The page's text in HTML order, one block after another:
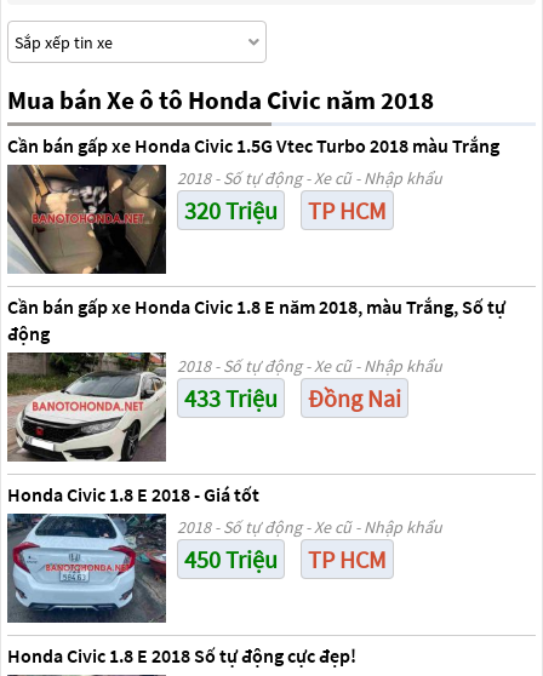
Mua bán Xe ô tô Honda Civic năm 2018
Cần bán gấp xe Honda Civic 1.5G Vtec Turbo 2018 màu Trắng
2018 - Số tự động - Xe cũ - Nhập khẩu
320 Triệu TP HCM
Cần bán gấp xe Honda Civic 1.8 E năm 2018, màu Trắng, Số tự
động
2018 - Số tự động - Xe cũ - Nhập khẩu
433 Triệu Đồng Nai
Honda Civic 1.8 E 2018 - Giá tốt
2018 - Số tự động - Xe cũ - Nhập khẩu
450 Triệu TP HCM
Honda Civic 1.8 E 2018 Số tự động cực đẹp!